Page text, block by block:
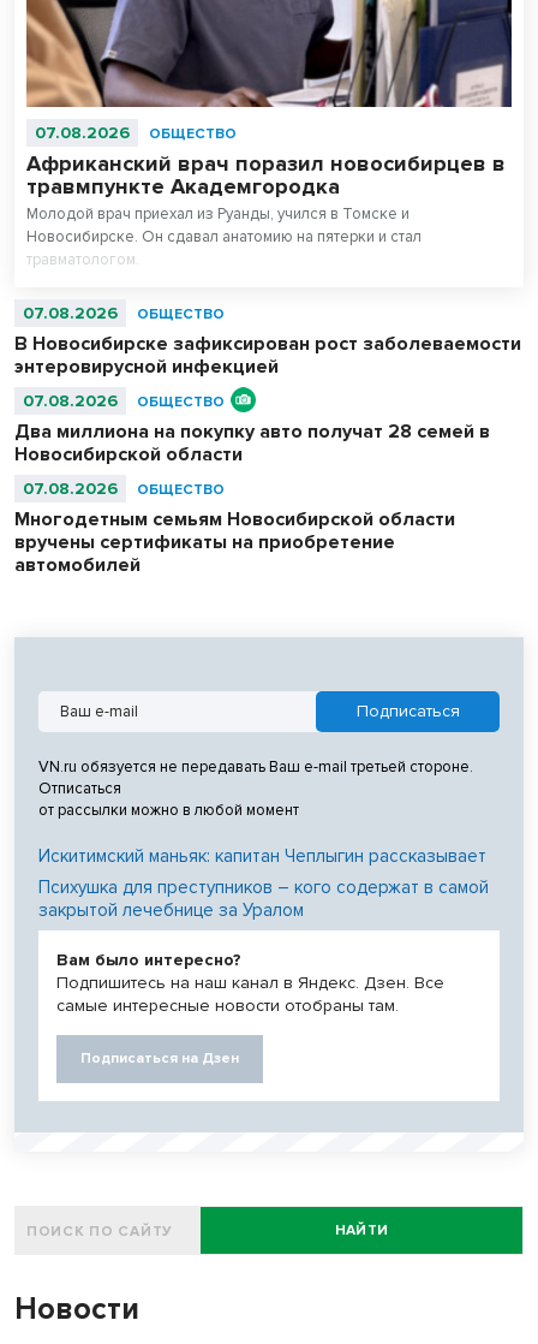
07.08.2026 ОБЩЕСТВО
Африканский врач поразил новосибирцев в
травмпункте Академгородка
Молодой врач приехал из Руанды, учился в Томске и
Новосибирске. Он сдавал анатомию на пятерки и стал
травматологом.
07.08.2026 ОБЩЕСТВО
В Новосибирске зафиксирован рост заболеваемости
энтеровирусной инфекцией
07.08.2026 ОБЩЕСТВО
Два миллиона на покупку авто получат 28 семей в
Новосибирской области
07.08.2026 ОБЩЕСТВО
Многодетным семьям Новосибирской области
вручены сертификаты на приобретение
автомобилей
VN.ru обязуется не передавать Ваш e-mail третьей стороне.
Отписаться
от рассылки можно в любой момент
Искитимский маньяк: капитан Чеплыгин рассказывает
Психушка для преступников – кого содержат в самой
закрытой лечебнице за Уралом
Вам было интересно?
Подпишитесь на наш канал в Яндекс. Дзен. Все
самые интересные новости отобраны там.
Подписаться на Дзен
НАЙТИ
Новости